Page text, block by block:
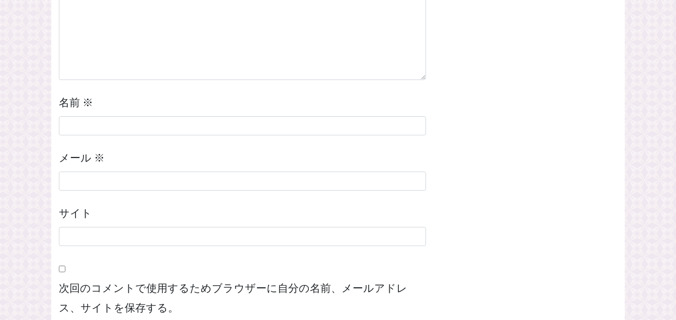
名前 ※
メール ※
サイト
次回のコメントで使用するためブラウザーに自分の名前、メールアドレ
ス、サイトを保存する。